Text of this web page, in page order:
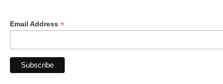
Email Address *